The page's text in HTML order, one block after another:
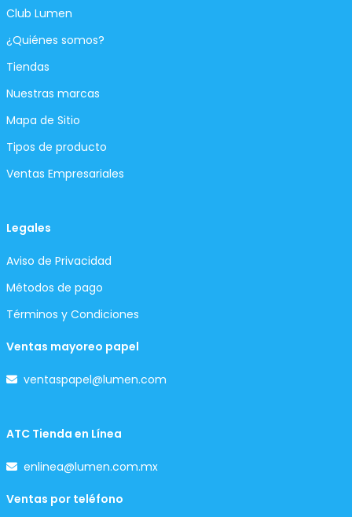
Club Lumen
¿Quiénes somos?
Tiendas
Nuestras marcas
Mapa de Sitio
Tipos de producto
Ventas Empresariales
Legales
Aviso de Privacidad
Métodos de pago
Términos y Condiciones
Ventas mayoreo papel
ventaspapel@lumen.com
ATC Tienda en Línea
enlinea@lumen.com.mx
Ventas por teléfono